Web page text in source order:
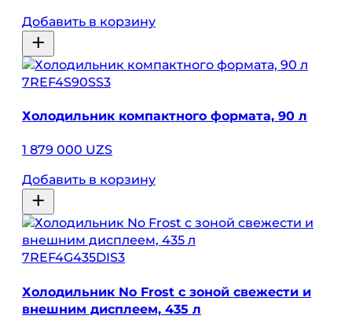
Добавить в корзину
7REF4S90SS3
Холодильник компактного формата, 90 л
1 879 000 UZS
Добавить в корзину
7REF4G435DIS3
Холодильник No Frost с зоной свежести и
внешним дисплеем, 435 л